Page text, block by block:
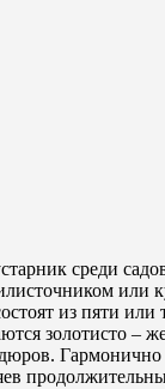
среди
или
из пяти
золотисто –
Гармонично